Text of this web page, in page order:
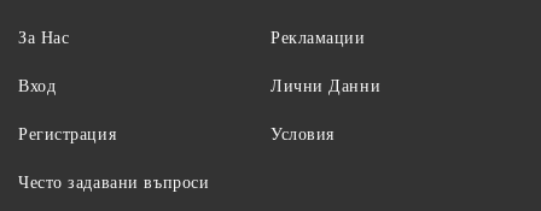
За Нас
Вход
Регистрация
Рекламации
Лични Данни
Условия
Често задавани въпроси